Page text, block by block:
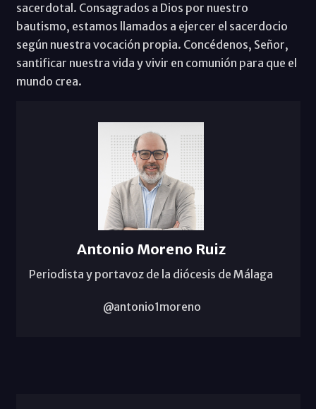
sacerdotal. Consagrados a Dios por nuestro
bautismo, estamos llamados a ejercer el sacerdocio
según nuestra vocación propia. Concédenos, Señor,
santificar nuestra vida y vivir en comunión para que el
mundo crea.
Antonio Moreno Ruiz
Periodista y portavoz de la diócesis de Málaga
@antonio1moreno